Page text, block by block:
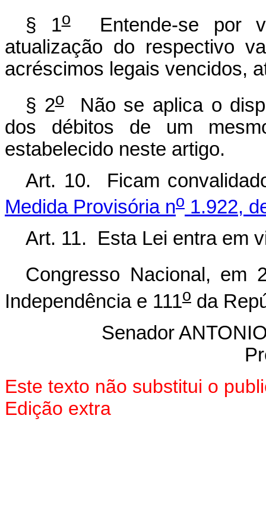
§ 1oEntende-se por
atualização do respectivo
acréscimos legais vencidos,
§ 2oNão se aplica o
dos débitos de um
estabelecido neste artigo.
Art. 10. Ficam
Medida Provisória no 1.922,
Art. 11. Esta Lei entra em
Congresso Nacional, em
Independência e 111o da
Senador
Este texto não substitui o
Edição extra